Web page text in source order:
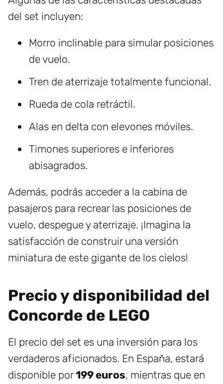
del set incluyen:
Morro inclinable para simular posiciones
de vuelo.
Tren de aterrizaje totalmente funcional.
Rueda de cola retráctil.
Alas en delta con elevones móviles.
Timones superiores e inferiores
abisagrados.
Además, podrás acceder a la cabina de
pasajeros para recrear las posiciones de
vuelo, despegue y aterrizaje. ¡Imagina la
satisfacción de construir una versión
miniatura de este gigante de los cielos!
Precio y disponibilidad del
Concorde de LEGO
El precio del set es una inversión para los
verdaderos aficionados. En España, estará
disponible por199 euros, mientras que en